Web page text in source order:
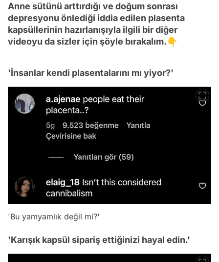
Anne sütünü arttırdığı ve doğum sonrası
depresyonu önlediği iddia edilen plasenta
kapsüllerinin hazırlanışıyla ilgili bir diğer
videoyu da sizler için şöyle bırakalım.👇
'İnsanlar kendi plasentalarını mı yiyor?'
'Bu yamyamlık değil mi?'
'Karışık kapsül sipariş ettiğinizi hayal edin.'